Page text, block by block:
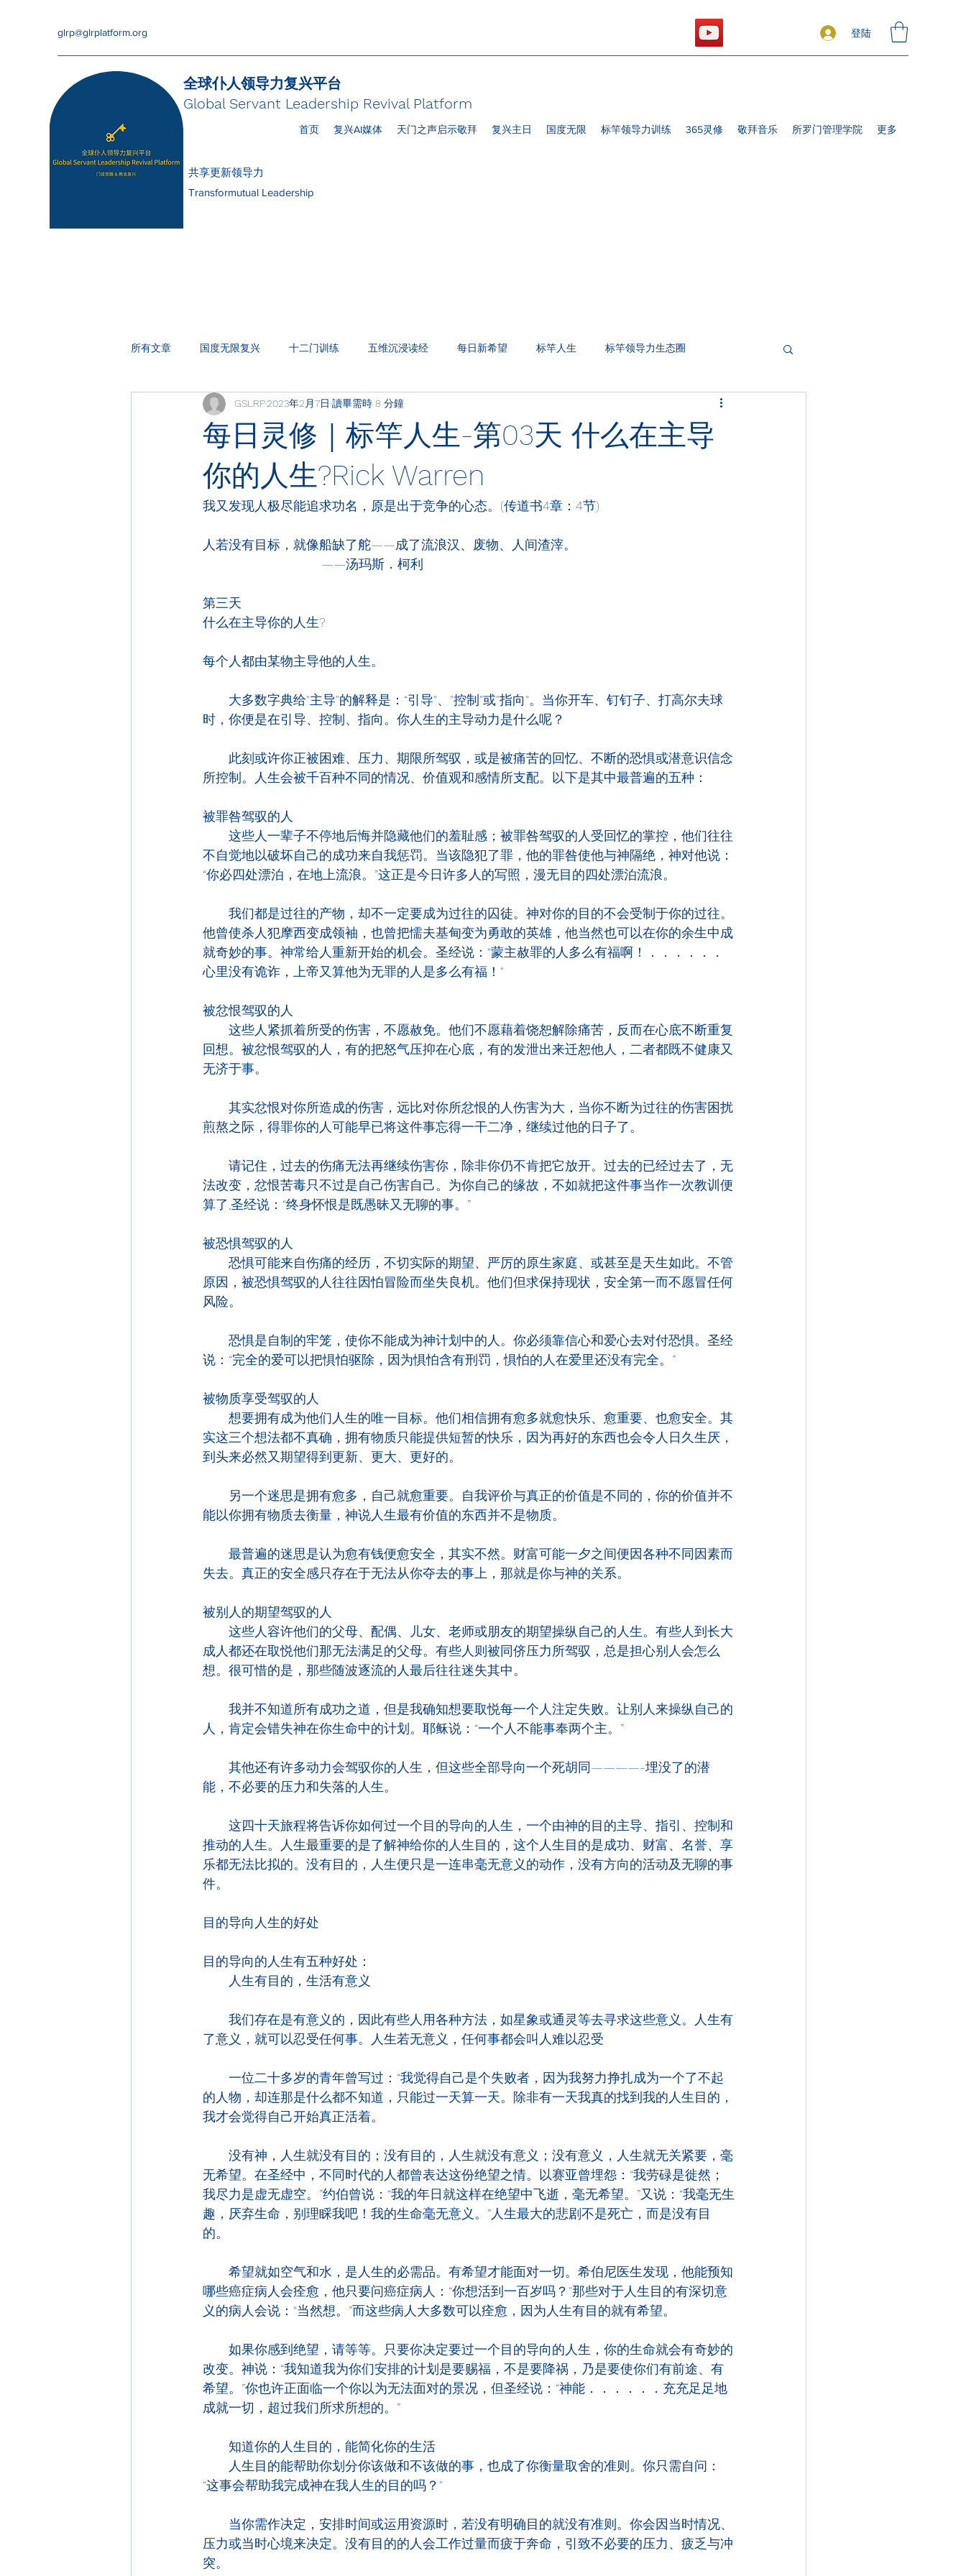
glrp@glrplatform.org 登陆
全球仆人领导力复兴平台
Global Servant Leadership Revival Platform
共享更新领导力
Transformutual Leadership
首页 复兴AI媒体 天门之声启示敬拜 复兴主日 国度无限 标竿领导力训练 365灵修 敬拜音乐 所罗门管理学院 更多
所有文章 国度无限复兴 十二门训练 五维沉浸读经 每日新希望 标竿人生 标竿领导力生态圈
HAKA复兴祷告 领袖训练 圣经财务观 一生之久
每日灵修｜标竿人生-第03天 什么在主导
你的人生?​ Rick Warren
GSLRP2023年2月7日 讀畢需時 8 分鐘
我又发现人极尽能追求功名，原是出于竞争的心态。(传道书4章：4节)
人若没有目标，就像船缺了舵——成了流浪汉、废物、人间渣滓。
                                 ——汤玛斯．柯利
第三天
什么在主导你的人生?
每个人都由某物主导他的人生。
大多数字典给"主导"的解释是：“引导"、"控制"或"指向"。当你开车、钉钉子、打高尔夫球
时，你便是在引导、控制、指向。你人生的主导动力是什么呢？
此刻或许你正被困难、压力、期限所驾驭，或是被痛苦的回忆、不断的恐惧或潜意识信念
所控制。人生会被千百种不同的情况、价值观和感情所支配。以下是其中最普遍的五种：
被罪咎驾驭的人
这些人一辈子不停地后悔并隐藏他们的羞耻感；被罪咎驾驭的人受回忆的掌控，他们往往
不自觉地以破坏自己的成功来自我惩罚。当该隐犯了罪，他的罪咎使他与神隔绝，神对他说：
“你必四处漂泊，在地上流浪。”这正是今日许多人的写照，漫无目的四处漂泊流浪。
我们都是过往的产物，却不一定要成为过往的囚徒。神对你的目的不会受制于你的过往。
他曾使杀人犯摩西变成领袖，也曾把懦夫基甸变为勇敢的英雄，他当然也可以在你的余生中成
就奇妙的事。神常给人重新开始的机会。圣经说：“蒙主赦罪的人多么有福啊！．．．．．．
心里没有诡诈，上帝又算他为无罪的人是多么有福！"
被忿恨驾驭的人
这些人紧抓着所受的伤害，不愿赦免。他们不愿藉着饶恕解除痛苦，反而在心底不断重复
回想。被忿恨驾驭的人，有的把怒气压抑在心底，有的发泄出来迁恕他人，二者都既不健康又
无济于事。
其实忿恨对你所造成的伤害，远比对你所忿恨的人伤害为大，当你不断为过往的伤害困扰
煎熬之际，得罪你的人可能早已将这件事忘得一干二净，继续过他的日子了。
请记住，过去的伤痛无法再继续伤害你，除非你仍不肯把它放开。过去的已经过去了，无
法改变，忿恨苦毒只不过是自己伤害自己。为你自己的缘故，不如就把这件事当作一次教训便
算了,圣经说：“终身怀恨是既愚昧又无聊的事。”
被恐惧驾驭的人
恐惧可能来自伤痛的经历，不切实际的期望、严厉的原生家庭、或甚至是天生如此。不管
原因，被恐惧驾驭的人往往因怕冒险而坐失良机。他们但求保持现状，安全第一而不愿冒任何
风险。
恐惧是自制的牢笼，使你不能成为神计划中的人。你必须靠信心和爱心去对付恐惧。圣经
说：“完全的爱可以把惧怕驱除，因为惧怕含有刑罚，惧怕的人在爱里还没有完全。”
被物质享受驾驭的人
想要拥有成为他们人生的唯一目标。他们相信拥有愈多就愈快乐、愈重要、也愈安全。其
实这三个想法都不真确，拥有物质只能提供短暂的快乐，因为再好的东西也会令人日久生厌，
到头来必然又期望得到更新、更大、更好的。
另一个迷思是拥有愈多，自己就愈重要。自我评价与真正的价值是不同的，你的价值并不
能以你拥有物质去衡量，神说人生最有价值的东西并不是物质。
最普遍的迷思是认为愈有钱便愈安全，其实不然。财富可能一夕之间便因各种不同因素而
失去。真正的安全感只存在于无法从你夺去的事上，那就是你与神的关系。
被别人的期望驾驭的人
这些人容许他们的父母、配偶、儿女、老师或朋友的期望操纵自己的人生。有些人到长大
成人都还在取悦他们那无法满足的父母。有些人则被同侪压力所驾驭，总是担心别人会怎么
想。很可惜的是，那些随波逐流的人最后往往迷失其中。
我并不知道所有成功之道，但是我确知想要取悦每一个人注定失败。让别人来操纵自己的
人，肯定会错失神在你生命中的计划。耶稣说：“一个人不能事奉两个主。”
其他还有许多动力会驾驭你的人生，但这些全部导向一个死胡同————-埋没了的潜
能，不必要的压力和失落的人生。
这四十天旅程将告诉你如何过一个目的导向的人生，一个由神的目的主导、指引、控制和
推动的人生。人生最重要的是了解神给你的人生目的，这个人生目的是成功、财富、名誉、享
乐都无法比拟的。没有目的，人生便只是一连串毫无意义的动作，没有方向的活动及无聊的事
件。
目的导向人生的好处
目的导向的人生有五种好处：
人生有目的，生活有意义
我们存在是有意义的，因此有些人用各种方法，如星象或通灵等去寻求这些意义。人生有
了意义，就可以忍受任何事。人生若无意义，任何事都会叫人难以忍受
一位二十多岁的青年曾写过：“我觉得自己是个失败者，因为我努力挣扎成为一个了不起
的人物，却连那是什么都不知道，只能过一天算一天。除非有一天我真的找到我的人生目的，
我才会觉得自己开始真正活着。
没有神，人生就没有目的；没有目的，人生就没有意义；没有意义，人生就无关紧要，毫
无希望。在圣经中，不同时代的人都曾表达这份绝望之情。以赛亚曾埋怨：“我劳碌是徙然；
我尽力是虚无虚空。”约伯曾说：“我的年日就这样在绝望中飞逝，毫无希望。”又说：“我毫无生
趣，厌弃生命，别理睬我吧！我的生命毫无意义。”人生最大的悲剧不是死亡，而是没有目
的。
希望就如空气和水，是人生的必需品。有希望才能面对一切。希伯尼医生发现，他能预知
哪些癌症病人会痊愈，他只要问癌症病人：“你想活到一百岁吗？"那些对于人生目的有深切意
义的病人会说：“当然想。”而这些病人大多数可以痊愈，因为人生有目的就有希望。
如果你感到绝望，请等等。只要你决定要过一个目的导向的人生，你的生命就会有奇妙的
改变。神说：“我知道我为你们安排的计划是要赐福，不是要降祸，乃是要使你们有前途、有
希望。”你也许正面临一个你以为无法面对的景况，但圣经说：“神能．．．．．．充充足足地
成就一切，超过我们所求所想的。”
知道你的人生目的，能简化你的生活
人生目的能帮助你划分你该做和不该做的事，也成了你衡量取舍的准则。你只需自问：
“这事会帮助我完成神在我人生的目的吗？"
当你需作决定，安排时间或运用资源时，若没有明确目的就没有准则。你会因当时情况、
压力或当时心境来决定。没有目的的人会工作过量而疲于奔命，引致不必要的压力、疲乏与冲
突。